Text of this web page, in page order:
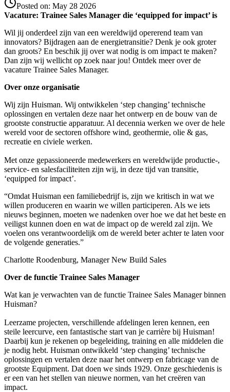
Posted on: May 28 2026
Vacature: Trainee Sales Manager die ‘equipped for impact’ is
Wil jij onderdeel zijn van een wereldwijd opererend team van
innovators? Bijdragen aan de energietransitie? Denk je ook groter
dan groots? En beschik jij over wat nodig is om impact te maken?
Dan zijn wij wellicht op zoek naar jou! Ontdek meer over de
vacature Trainee Sales Manager.
Over onze organisatie
Wij zijn Huisman. Wij ontwikkelen ‘step changing’ technische
oplossingen en vertalen deze naar het ontwerp en de bouw van de
grootste constructie apparatuur. Al decennia werken we over de hele
wereld voor de sectoren offshore wind, geothermie, olie & gas,
recreatie en civiele werken.
Met onze gepassioneerde medewerkers en wereldwijde productie-,
service- en salesfaciliteiten zijn wij, in deze tijd van transitie,
‘equipped for impact’.
“Omdat Huisman een familiebedrijf is, zijn we kritisch in wat we
willen produceren en waarin we willen participeren. Als we iets
nieuws beginnen, moeten we nadenken over hoe we dat het beste en
veiligst kunnen doen en wat de impact op de wereld zal zijn. We
voelen ons verantwoordelijk om de wereld beter achter te laten voor
de volgende generaties.”
Charlotte Roodenburg, Manager New Build Sales
Over de functie Trainee Sales Manager
Wat kan je verwachten van de functie Trainee Sales Manager binnen
Huisman?
Leerzame projecten, verschillende afdelingen leren kennen, een
steile leercurve, een fantastische start van je carrière bij Huisman!
Daarbij kun je rekenen op begeleiding, training en alle middelen die
je nodig hebt. Huisman ontwikkeld ‘step changing’ technische
oplossingen en vertalen deze naar het ontwerp en fabricage van de
grootste Equipment. Dat doen we sinds 1929. Onze geschiedenis is
er een van het stellen van nieuwe normen, van het creëren van
impact.